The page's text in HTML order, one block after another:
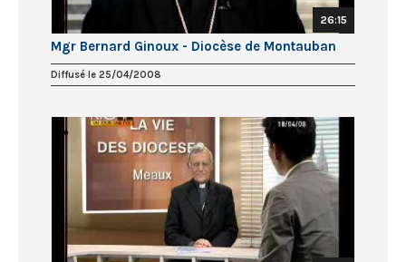
26:15
Mgr Bernard Ginoux - Diocèse de Montauban
Diffusé le 25/04/2008